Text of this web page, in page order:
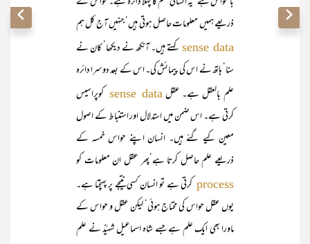
ذریعے ہمیں معلومات حاصل ہوتی ہیں‘ جنہیں آج کل ہم
sense data کہتے ہیں۔ آنکھ نے دیکھا‘ کان نے
سنا‘ ہاتھ نے اس کی پیمائش کی۔ اس کے بعد دوسرا دائرہ
علم بالعقل ہے۔ عقلsense data کوپراسیس
کرتی ہے۔ اس ضمن میں استدلال اور استنباط کے اصول
معین کیے گئے ہیں۔ انسان اپنے حواس خمسہ کے
ذریعے علم حاصل کرتا ہے‘پھر عقل ان معلومات کو
process کرتی ہے تو انسان کسی نتیجے پر پہنچتا ہے۔
یوں عقل حواس کی محتاج ہوئی‘ لیکن عقل و حواس کے
ماورا بھی ایک علم ہے جسے شاہ اسماعیل شہیدؒ نے علم